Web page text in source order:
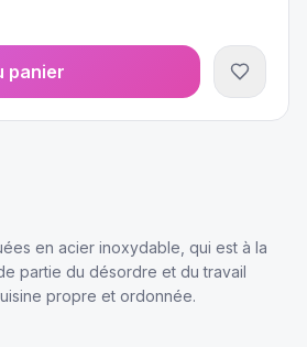
panier
en acier inoxydable, qui est à la
partie du désordre et du travail
propre et ordonnée.